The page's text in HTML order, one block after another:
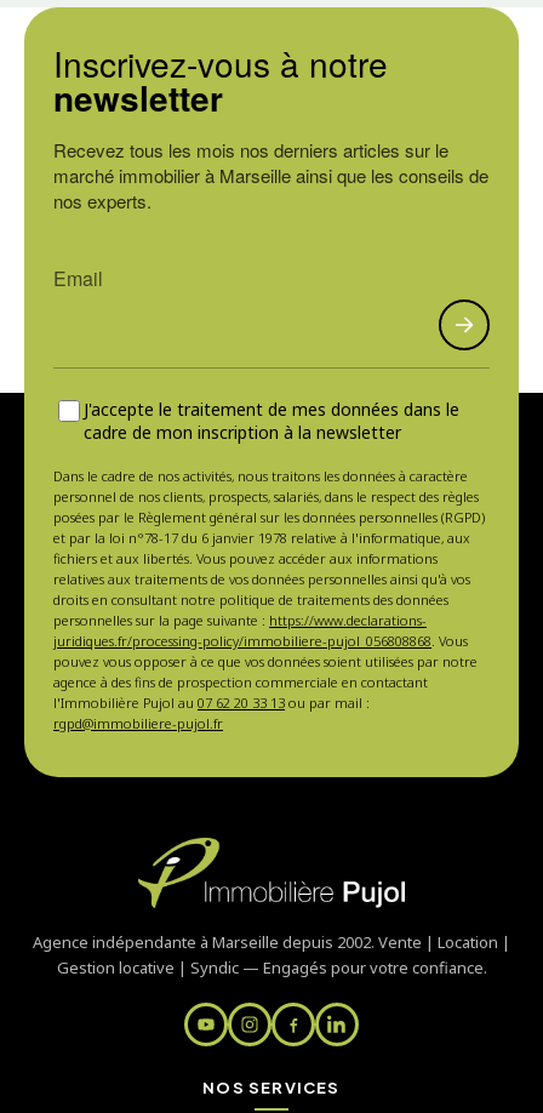
Inscrivez-vous à notre
newsletter
Recevez tous les mois nos derniers articles sur le
marché immobilier à Marseille ainsi que les conseils de
nos experts.
J'accepte le traitement de mes données dans le
cadre de mon inscription à la newsletter
Dans le cadre de nos activités, nous traitons les données à caractère
personnel de nos clients, prospects, salariés, dans le respect des règles
posées par le Règlement général sur les données personnelles (RGPD)
et par la loi n°78-17 du 6 janvier 1978 relative à l'informatique, aux
fichiers et aux libertés. Vous pouvez accéder aux informations
relatives aux traitements de vos données personnelles ainsi qu'à vos
droits en consultant notre politique de traitements des données
personnelles sur la page suivante : https://www.declarations-
juridiques.fr/processing-policy/immobiliere-pujol_056808868. Vous
pouvez vous opposer à ce que vos données soient utilisées par notre
agence à des fins de prospection commerciale en contactant
l'Immobilière Pujol au 07 62 20 33 13 ou par mail :
rgpd@immobiliere-pujol.fr
Agence indépendante à Marseille depuis 2002. Vente | Location |
Gestion locative | Syndic — Engagés pour votre confiance.
NOS SERVICES